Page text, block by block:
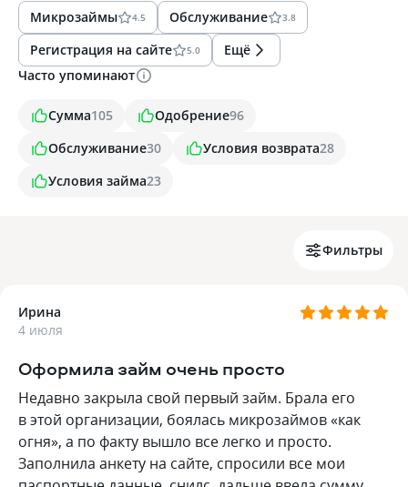
Микрозаймы 4.5 Обслуживание 3.8
Регистрация на сайте 5.0
Ещё
Часто упоминают
Сумма105 Одобрение96
Обслуживание30 Условия возврата28
Условия займа23
Фильтры
Ирина
4 июля
Оформила займ очень просто
Недавно закрыла свой первый займ. Брала его
в этой организации, боялась микрозаймов «как
огня», а по факту вышло все легко и просто.
Заполнила анкету на сайте, спросили все мои